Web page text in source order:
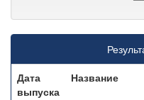
Дата
выпуска
Название